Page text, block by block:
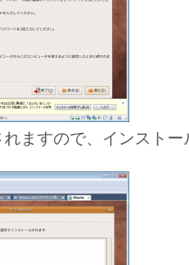
ますので、インスト